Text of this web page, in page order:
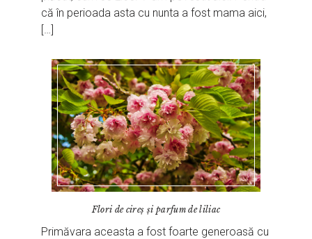
că în perioada asta cu nunta a fost mama aici,
[…]
Flori de cireș și parfum de liliac
Primăvara aceasta a fost foarte generoasă cu